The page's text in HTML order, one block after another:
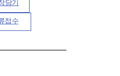
담기
접수